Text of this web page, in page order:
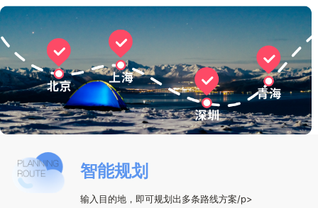
智能规划
输入目的地，即可规划出多条路线方案/p>